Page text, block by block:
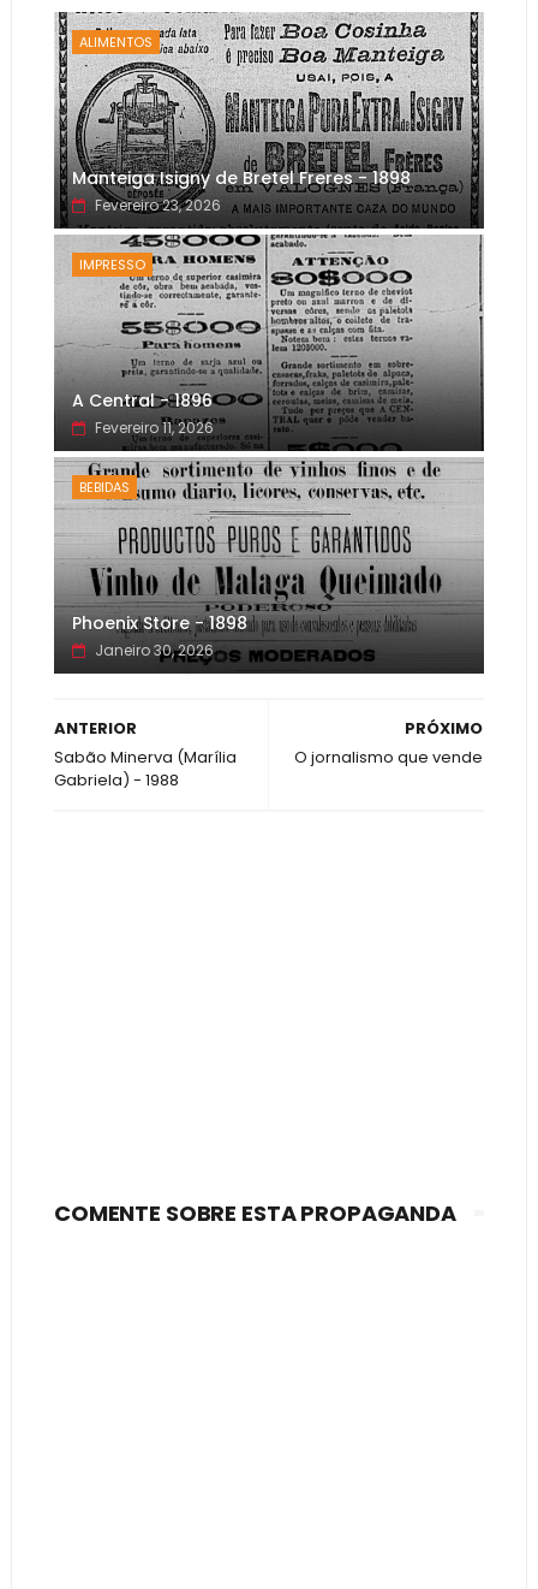
ALIMENTOS
Manteiga Isigny de Bretel Freres - 1898
Fevereiro 23, 2026
IMPRESSO
A Central - 1896
Fevereiro 11, 2026
BEBIDAS
Phoenix Store - 1898
Janeiro 30, 2026
PRÓXIMO
O jornalismo que vende
ANTERIOR
Sabão Minerva (Marília
Gabriela) - 1988
COMENTE SOBRE ESTA PROPAGANDA